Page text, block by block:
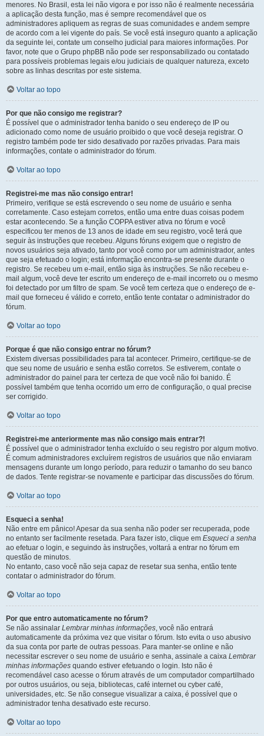
menores. No Brasil, esta lei não vigora e por isso não é realmente necessária
a aplicação desta função, mas é sempre recomendável que os
administradores apliquem as regras de suas comunidades e andem sempre
de acordo com a lei vigente do país. Se você está inseguro quanto a aplicação
da seguinte lei, contate um conselho judicial para maiores informações. Por
favor, note que o Grupo phpBB não pode ser responsabilizado ou contatado
para possíveis problemas legais e/ou judiciais de qualquer natureza, exceto
sobre as linhas descritas por este sistema.
Voltar ao topo
Por que não consigo me registrar?
É possível que o administrador tenha banido o seu endereço de IP ou
adicionado como nome de usuário proibido o que você deseja registrar. O
registro também pode ter sido desativado por razões privadas. Para mais
informações, contate o administrador do fórum.
Voltar ao topo
Registrei-me mas não consigo entrar!
Primeiro, verifique se está escrevendo o seu nome de usuário e senha
corretamente. Caso estejam corretos, então uma entre duas coisas podem
estar acontecendo. Se a função COPPA estiver ativa no fórum e você
especificou ter menos de 13 anos de idade em seu registro, você terá que
seguir às instruções que recebeu. Alguns fóruns exigem que o registro de
novos usuários seja ativado, tanto por você como por um administrador, antes
que seja efetuado o login; está informação encontra-se presente durante o
registro. Se recebeu um e-mail, então siga às instruções. Se não recebeu e-
mail algum, você deve ter escrito um endereço de e-mail incorreto ou o mesmo
foi detectado por um filtro de spam. Se você tem certeza que o endereço de e-
mail que forneceu é válido e correto, então tente contatar o administrador do
fórum.
Voltar ao topo
Porque é que não consigo entrar no fórum?
Existem diversas possibilidades para tal acontecer. Primeiro, certifique-se de
que seu nome de usuário e senha estão corretos. Se estiverem, contate o
administrador do painel para ter certeza de que você não foi banido. É
possível também que tenha ocorrido um erro de configuração, o qual precise
ser corrigido.
Voltar ao topo
Registrei-me anteriormente mas não consigo mais entrar?!
É possível que o administrador tenha excluído o seu registro por algum motivo.
É comum administradores excluírem registros de usuários que não enviaram
mensagens durante um longo período, para reduzir o tamanho do seu banco
de dados. Tente registrar-se novamente e participar das discussões do fórum.
Voltar ao topo
Esqueci a senha!
Não entre em pânico! Apesar da sua senha não poder ser recuperada, pode
no entanto ser facilmente resetada. Para fazer isto, clique em Esqueci a senha
ao efetuar o login, e seguindo às instruções, voltará a entrar no fórum em
questão de minutos.
No entanto, caso você não seja capaz de resetar sua senha, então tente
contatar o administrador do fórum.
Voltar ao topo
Por que entro automaticamente no fórum?
Se não assinalar Lembrar minhas informações, você não entrará
automaticamente da próxima vez que visitar o fórum. Isto evita o uso abusivo
da sua conta por parte de outras pessoas. Para manter-se online e não
necessitar escrever o seu nome de usuário e senha, assinale a caixa Lembrar
minhas informações quando estiver efetuando o login. Isto não é
recomendável caso acesse o fórum através de um computador compartilhado
por outros usuários, ou seja, bibliotecas, café internet ou cyber café,
universidades, etc. Se não consegue visualizar a caixa, é possível que o
administrador tenha desativado este recurso.
Voltar ao topo